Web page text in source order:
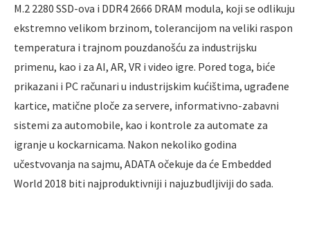
M.2 2280 SSD-ova i DDR4 2666 DRAM modula, koji se odlikuju
ekstremno velikom brzinom, tolerancijom na veliki raspon
temperatura i trajnom pouzdanošću za industrijsku
primenu, kao i za AI, AR, VR i video igre. Pored toga, biće
prikazani i PC računari u industrijskim kućištima, ugrađene
kartice, matične ploče za servere, informativno-zabavni
sistemi za automobile, kao i kontrole za automate za
igranje u kockarnicama. Nakon nekoliko godina
učestvovanja na sajmu, ADATA očekuje da će Embedded
World 2018 biti najproduktivniji i najuzbudljiviji do sada.